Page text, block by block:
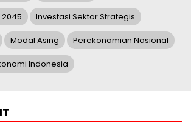
Investasi Sektor Strategis
Modal Asing Perekonomian Nasional
Indonesia